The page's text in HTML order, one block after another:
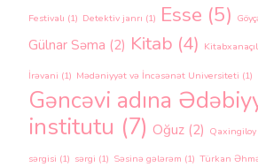
Festivalı (1) Detektiv janrı (1) Esse (5)
Gülnar Səma (2) Kitab (4)
İrəvani (1) Mədəniyyət və İncəsənət Universiteti (1)
Gəncəvi adına
institutu (7) Oğuz (2)
sərgisi (1) sərgi (1) Səsinə gələrəm (1) Türkan